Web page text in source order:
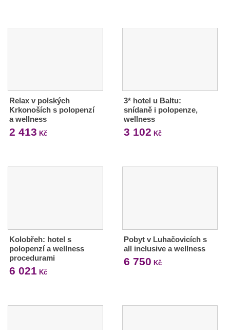
Relax v polských
Krkonoších s polopenzí
a wellness
2 413 Kč
3* hotel u Baltu:
snídaně i polopenze,
wellness
3 102 Kč
Kolobřeh: hotel s
polopenzí a wellness
procedurami
6 021 Kč
Pobyt v Luhačovicích s
all inclusive a wellness
6 750 Kč